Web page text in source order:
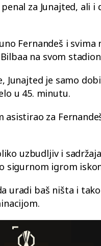
za Junajted, ali
Fernandeš i svima
na svom
Junajted je samo
u 45. minutu.
za
uzbudljiv i
sigurnom igrom
uradi baš ništa i